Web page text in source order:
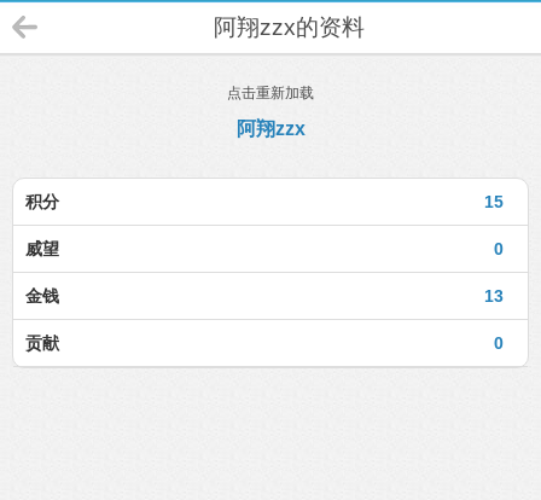
阿翔zzx的资料
点击重新加载
阿翔zzx
15
积分
0
威望
13
金钱
0
贡献